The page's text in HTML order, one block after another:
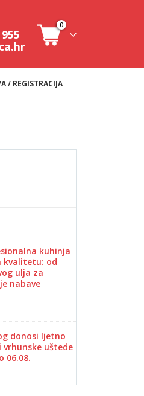
0
/ REGISTRACIJA
kuhinja
kvalitetu: od
ulja za
nabave
donosi ljetno
vrhunske uštede
06.08.